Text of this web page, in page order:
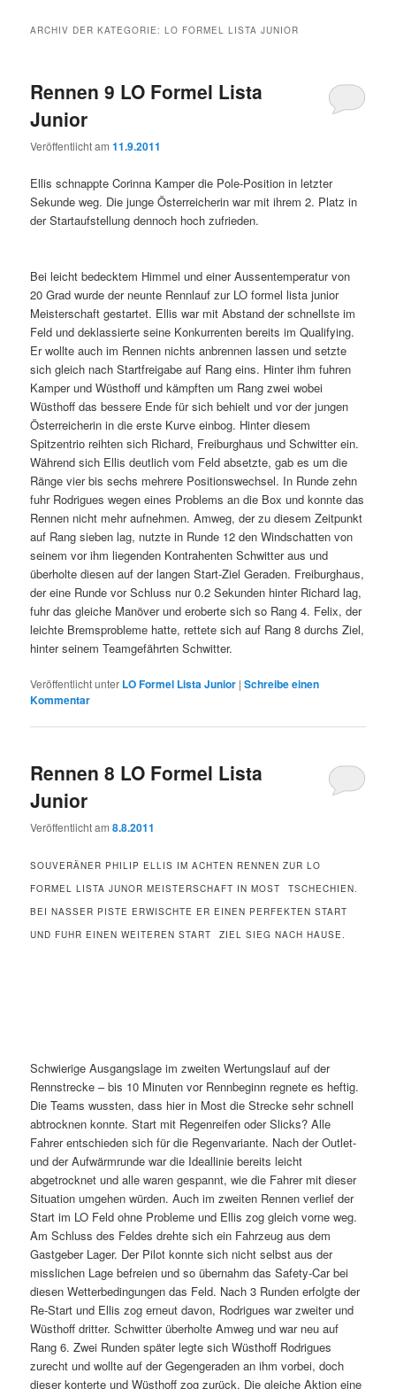
ARCHIV DER KATEGORIE:LO FORMEL LISTA JUNIOR
Rennen 9 LO Formel Lista
Junior
Veröffentlicht am11.9.2011
Ellis schnappte Corinna Kamper die Pole-Position in letzter
Sekunde weg. Die junge Österreicherin war mit ihrem 2. Platz in
der Startaufstellung dennoch hoch zufrieden.
Bei leicht bedecktem Himmel und einer Aussentemperatur von
20 Grad wurde der neunte Rennlauf zur LO formel lista junior
Meisterschaft gestartet. Ellis war mit Abstand der schnellste im
Feld und deklassierte seine Konkurrenten bereits im Qualifying.
Er wollte auch im Rennen nichts anbrennen lassen und setzte
sich gleich nach Startfreigabe auf Rang eins. Hinter ihm fuhren
Kamper und Wüsthoff und kämpften um Rang zwei wobei
Wüsthoff das bessere Ende für sich behielt und vor der jungen
Österreicherin in die erste Kurve einbog. Hinter diesem
Spitzentrio reihten sich Richard, Freiburghaus und Schwitter ein.
Während sich Ellis deutlich vom Feld absetzte, gab es um die
Ränge vier bis sechs mehrere Positionswechsel. In Runde zehn
fuhr Rodrigues wegen eines Problems an die Box und konnte das
Rennen nicht mehr aufnehmen. Amweg, der zu diesem Zeitpunkt
auf Rang sieben lag, nutzte in Runde 12 den Windschatten von
seinem vor ihm liegenden Kontrahenten Schwitter aus und
überholte diesen auf der langen Start-Ziel Geraden. Freiburghaus,
der eine Runde vor Schluss nur 0.2 Sekunden hinter Richard lag,
fuhr das gleiche Manöver und eroberte sich so Rang 4. Felix, der
leichte Bremsprobleme hatte, rettete sich auf Rang 8 durchs Ziel,
hinter seinem Teamgefährten Schwitter.
Veröffentlicht unter LO Formel Lista Junior |Schreibe einen
Kommentar
Rennen 8 LO Formel Lista
Junior
Veröffentlicht am8.8.2011
SOUVERÄNER PHILIP ELLIS IM ACHTEN RENNEN ZUR LO
FORMEL LISTA JUNOR MEISTERSCHAFT IN MOST  TSCHECHIEN.
BEI NASSER PISTE ERWISCHTE ER EINEN PERFEKTEN START
UND FUHR EINEN WEITEREN START  ZIEL SIEG NACH HAUSE.
Schwierige Ausgangslage im zweiten Wertungslauf auf der
Rennstrecke – bis 10 Minuten vor Rennbeginn regnete es heftig.
Die Teams wussten, dass hier in Most die Strecke sehr schnell
abtrocknen konnte. Start mit Regenreifen oder Slicks? Alle
Fahrer entschieden sich für die Regenvariante. Nach der Outlet-
und der Aufwärmrunde war die Ideallinie bereits leicht
abgetrocknet und alle waren gespannt, wie die Fahrer mit dieser
Situation umgehen würden. Auch im zweiten Rennen verlief der
Start im LO Feld ohne Probleme und Ellis zog gleich vorne weg.
Am Schluss des Feldes drehte sich ein Fahrzeug aus dem
Gastgeber Lager. Der Pilot konnte sich nicht selbst aus der
misslichen Lage befreien und so übernahm das Safety-Car bei
diesen Wetterbedingungen das Feld. Nach 3 Runden erfolgte der
Re-Start und Ellis zog erneut davon, Rodrigues war zweiter und
Wüsthoff dritter. Schwitter überholte Amweg und war neu auf
Rang 6. Zwei Runden später legte sich Wüsthoff Rodrigues
zurecht und wollte auf der Gegengeraden an ihm vorbei, doch
dieser konterte und Wüsthoff zog zurück. Die gleiche Aktion eine